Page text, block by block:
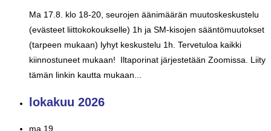
Ma 17.8. klo 18-20, seurojen äänimäärän muutoskeskustelu
(evästeet liittokokoukselle) 1h ja SM-kisojen sääntömuutokset
(tarpeen mukaan) lyhyt keskustelu 1h. Tervetuloa kaikki
kiinnostuneet mukaan! Iltaporinat järjestetään Zoomissa. Liity
tämän linkin kautta mukaan...
lokakuu 2026
ma 19